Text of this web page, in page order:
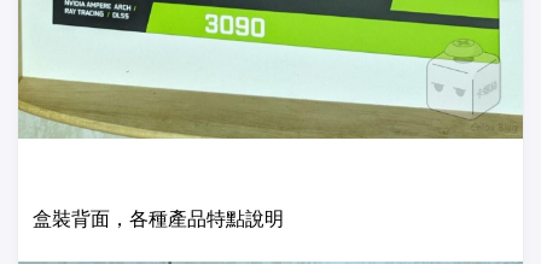
盒裝背面，各種產品特點說明